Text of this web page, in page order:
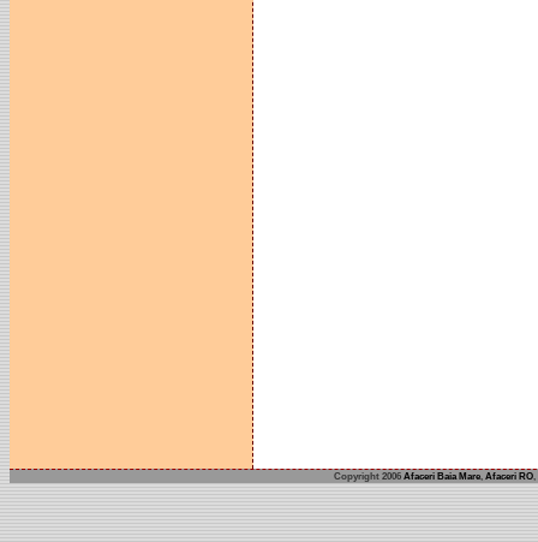
Copyright 2006 Afaceri Baia Mare, Afaceri RO,